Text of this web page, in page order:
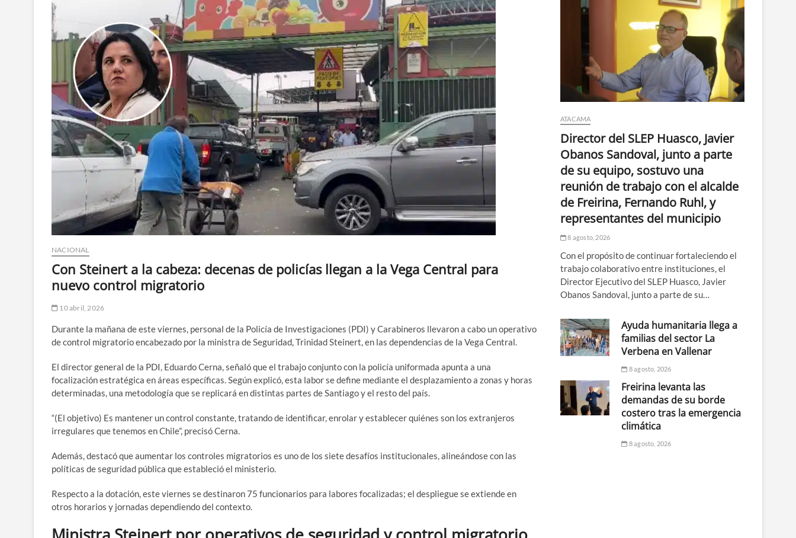
NACIONAL
Con Steinert a la cabeza: decenas de policías llegan a la Vega Central para
nuevo control migratorio
10 abril, 2026
Durante la mañana de este viernes, personal de la Policía de Investigaciones (PDI) y Carabineros llevaron a cabo un operativo
de control migratorio encabezado por la ministra de Seguridad, Trinidad Steinert, en las dependencias de la Vega Central.
El director general de la PDI, Eduardo Cerna, señaló que el trabajo conjunto con la policía uniformada apunta a una
focalización estratégica en áreas específicas. Según explicó, esta labor se define mediante el desplazamiento a zonas y horas
determinadas, una metodología que se replicará en distintas partes de Santiago y el resto del país.
“(El objetivo) Es mantener un control constante, tratando de identificar, enrolar y establecer quiénes son los extranjeros
irregulares que tenemos en Chile”, precisó Cerna.
Además, destacó que aumentar los controles migratorios es uno de los siete desafíos institucionales, alineándose con las
políticas de seguridad pública que estableció el ministerio.
Respecto a la dotación, este viernes se destinaron 75 funcionarios para labores focalizadas; el despliegue se extiende en
otros horarios y jornadas dependiendo del contexto.
ATACAMA
Director del SLEP Huasco, Javier
Obanos Sandoval, junto a parte
de su equipo, sostuvo una
reunión de trabajo con el alcalde
de Freirina, Fernando Ruhl, y
representantes del municipio
8 agosto, 2026
Con el propósito de continuar fortaleciendo el
trabajo colaborativo entre instituciones, el
Director Ejecutivo del SLEP Huasco, Javier
Obanos Sandoval, junto a parte de su…
Ayuda humanitaria llega a
familias del sector La
Verbena en Vallenar
8 agosto, 2026
Freirina levanta las
demandas de su borde
costero tras la emergencia
climática
8 agosto, 2026